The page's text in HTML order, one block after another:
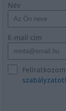
Név
E-mail cím
szabályzatot!